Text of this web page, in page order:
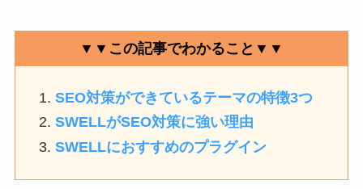
▼▼この記事でわかること▼▼
SEO対策ができているテーマの特徴3つ
SWELLがSEO対策に強い理由
SWELLにおすすめのプラグイン